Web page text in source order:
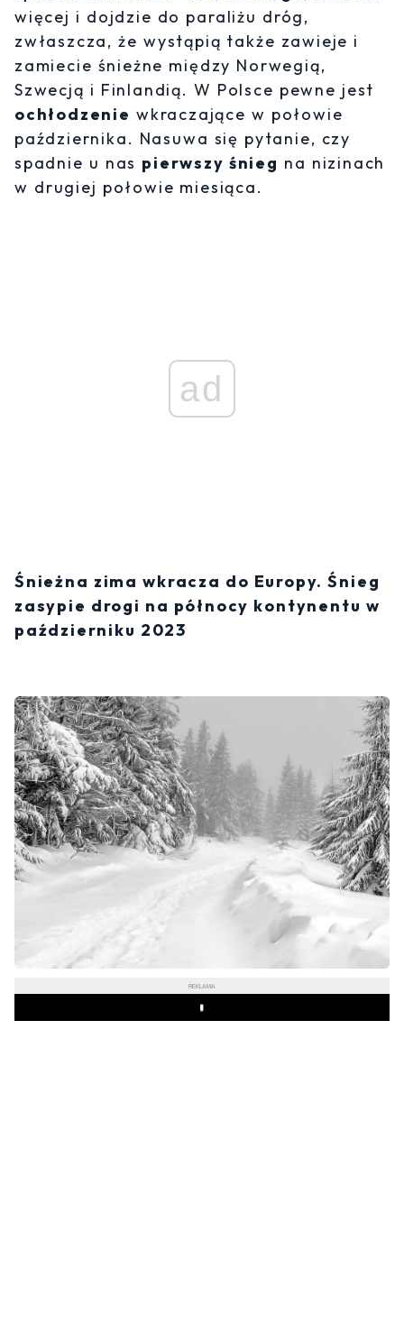
więcej i dojdzie do paraliżu dróg,
zwłaszcza, że wystąpią także zawieje i
zamiecie śnieżne między Norwegią,
Szwecją i Finlandią. W Polsce pewne jest
ochłodzenie wkraczające w połowie
października. Nasuwa się pytanie, czy
spadnie u nas pierwszy śnieg na nizinach
w drugiej połowie miesiąca.
ad
Śnieżna zima wkracza do Europy. Śnieg
zasypie drogi na północy kontynentu w
październiku 2023
REKLAMA
Play